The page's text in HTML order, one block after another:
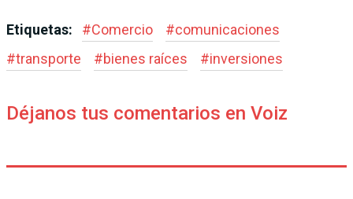
Etiquetas: #Comercio #comunicaciones
#transporte #bienes raíces #inversiones
Déjanos tus comentarios en Voiz